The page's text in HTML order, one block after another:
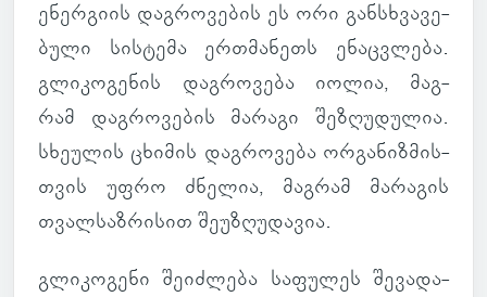
ენერ­გიის დაგ­რო­ვე­ბის ეს ორი გან­სხვა­ვე­
ბული სის­ტემა ერ­თმა­ნეთს ენაც­ვლება.
გლი­კო­გე­ნის დაგ­რო­ვება იოლია, მაგ­
რამ დაგ­რო­ვე­ბის მა­რაგი შე­ზღუ­დუ­ლია.
სხე­უ­ლის ცხი­მის დაგ­რო­ვება ორ­გა­ნიზ­მის­
თვის უფრო ძნე­ლია, მაგ­რამ მა­რა­გის
თვალ­საზ­რი­სით შე­უ­ზღუ­და­ვია.
გლი­კო­გენი შე­იძ­ლება სა­ფუ­ლეს შე­ვა­და­